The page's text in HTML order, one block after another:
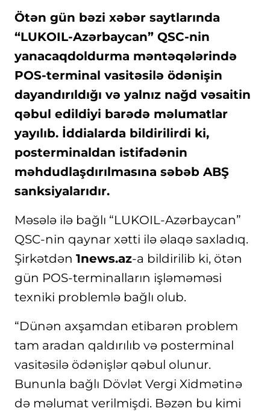
Ötən gün bəzi xəbər saytlarında
“LUKOIL-Azərbaycan” QSC-nin
yanacaqdoldurma məntəqələrində
POS-terminal vasitəsilə ödənişin
dayandırıldığı və yalnız nağd vəsaitin
qəbul edildiyi barədə məlumatlar
yayılıb. İddialarda bildirilirdi ki,
posterminaldan istifadənin
məhdudlaşdırılmasına səbəb ABŞ
sanksiyalarıdır.
Məsələ ilə bağlı “LUKOIL-Azərbaycan”
QSC-nin qaynar xətti ilə əlaqə saxladıq.
Şirkətdən 1news.az-a bildirilib ki, ötən
gün POS-terminalların işləməməsi
texniki problemlə bağlı olub.
“Dünən axşamdan etibarən problem
tam aradan qaldırılıb və posterminal
vasitəsilə ödənişlər qəbul olunur.
Bununla bağlı Dövlət Vergi Xidmətinə
də məlumat verilmişdi. Bəzən bu kimi